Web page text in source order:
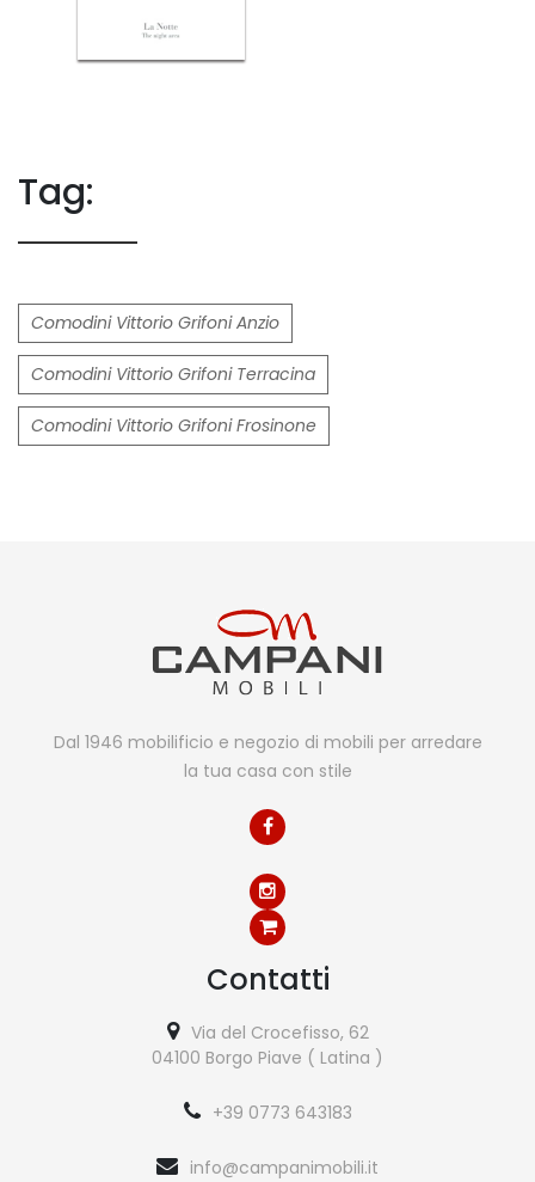
Tag:
Comodini Vittorio Grifoni Anzio
Comodini Vittorio Grifoni Terracina
Comodini Vittorio Grifoni Frosinone
Dal 1946 mobilificio e negozio di mobili per arredare
la tua casa con stile
Contatti
Via del Crocefisso, 62
04100 Borgo Piave ( Latina )
+39 0773 643183
info@campanimobili.it